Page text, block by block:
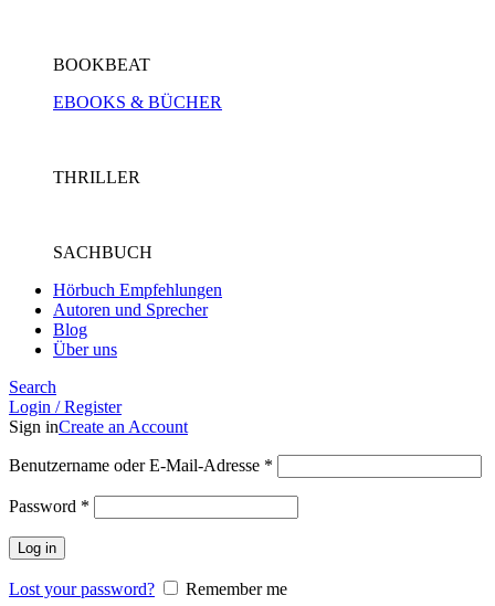
BOOKBEAT
EBOOKS & BÜCHER
THRILLER
SACHBUCH
Hörbuch Empfehlungen
Autoren und Sprecher
Blog
Über uns
Search
Login / Register
Sign inCreate an Account
Benutzername oder E-Mail-Adresse *
Password *
Log in
Lost your password?
Remember me